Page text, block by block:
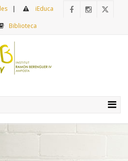
iEduca
Biblioteca